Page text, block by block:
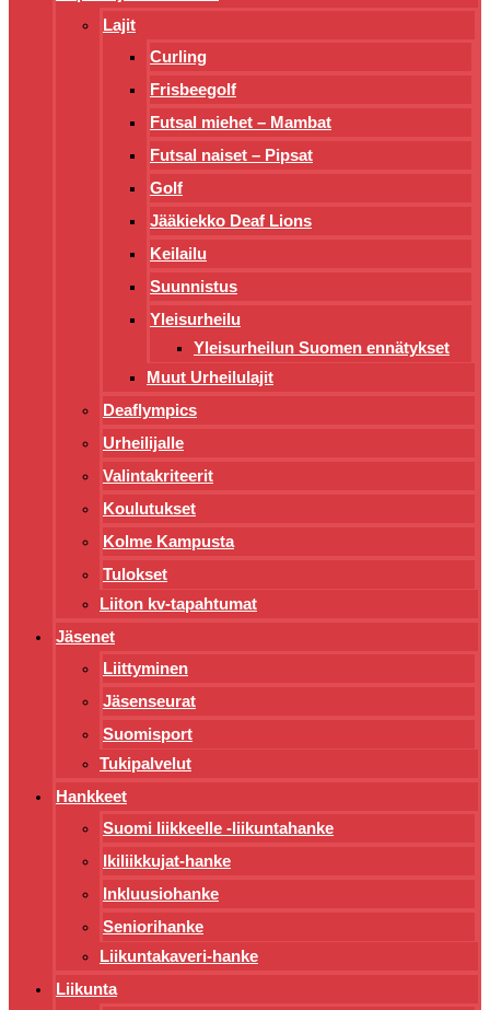
Lajit
Curling
Frisbeegolf
Futsal miehet – Mambat
Futsal naiset – Pipsat
Golf
Jääkiekko Deaf Lions
Keilailu
Suunnistus
Yleisurheilu
Yleisurheilun Suomen ennätykset
Muut Urheilulajit
Deaflympics
Urheilijalle
Valintakriteerit
Koulutukset
Kolme Kampusta
Tulokset
Liiton kv-tapahtumat
Jäsenet
Liittyminen
Jäsenseurat
Suomisport
Tukipalvelut
Hankkeet
Suomi liikkeelle -liikuntahanke
Ikiliikkujat-hanke
Inkluusiohanke
Seniorihanke
Liikuntakaveri-hanke
Liikunta